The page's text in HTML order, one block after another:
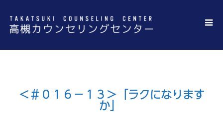
＜＃０１６－１３＞「ラクになります
か」